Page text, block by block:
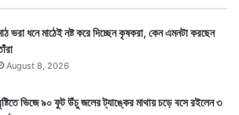
দাম্পত্যজীবন শুরু করতে চলা ২ তরুণ
ভরা ধনে মাঠেই নষ্ট করে দিচ্ছেন কৃষকরা, কেন এমনটা করছেন
August 8, 2026
ভিজে ৯০ ফুট উঁচু জলের ট্যাঙ্কের মাথায় চড়ে বসে রইলেন ৩